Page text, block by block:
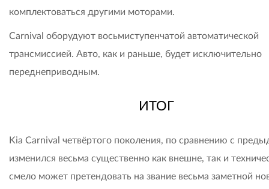
комплектоваться другими моторами.
Carnival оборудуют восьмиступенчатой автоматической
трансмиссией. Авто, как и раньше, будет исключительно
переднеприводным.
ИТОГ
Kia Carnival четвёртого поколения, по сравнению с
изменился весьма существенно как внешне, так и
смело может претендовать на звание весьма заметной